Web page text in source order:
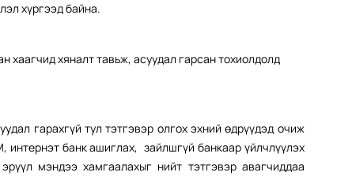
хүргээд байна.
хаагчид хяналт тавьж, асуудал гарсан тохиолдолд
гарахгүй тул тэтгэвэр олгох эхний өдрүүдэд очиж
интернэт банк ашиглах, зайлшгүй банкаар үйлчлүүлэх
мэндээ хамгаалахыг нийт тэтгэвэр авагчиддаа